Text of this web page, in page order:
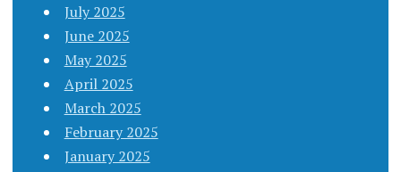
July 2025
June 2025
May 2025
April 2025
March 2025
February 2025
January 2025